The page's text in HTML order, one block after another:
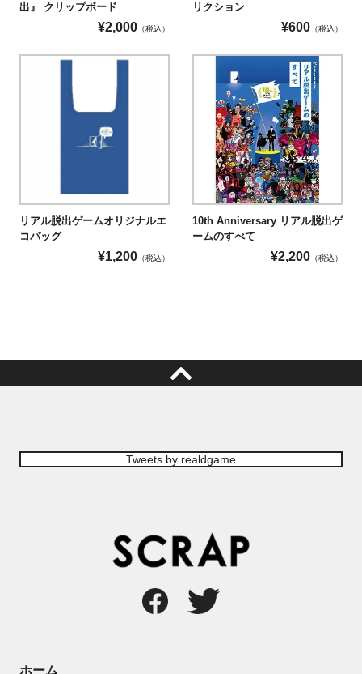
出』 クリップボード
¥2,000 （税込）
リクション
¥600 （税込）
リアル脱出ゲームオリジナルエ
コバッグ
¥1,200 （税込）
10th Anniversary リアル脱出ゲ
ームのすべて
¥2,200 （税込）
Tweets by realdgame
ホーム